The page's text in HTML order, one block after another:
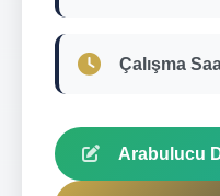
Çalışma
Arabulucu